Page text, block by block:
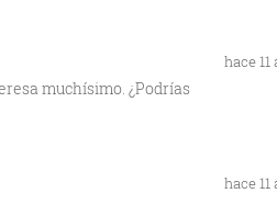
muchísimo. ¿Podrías
hace 11
hace 11